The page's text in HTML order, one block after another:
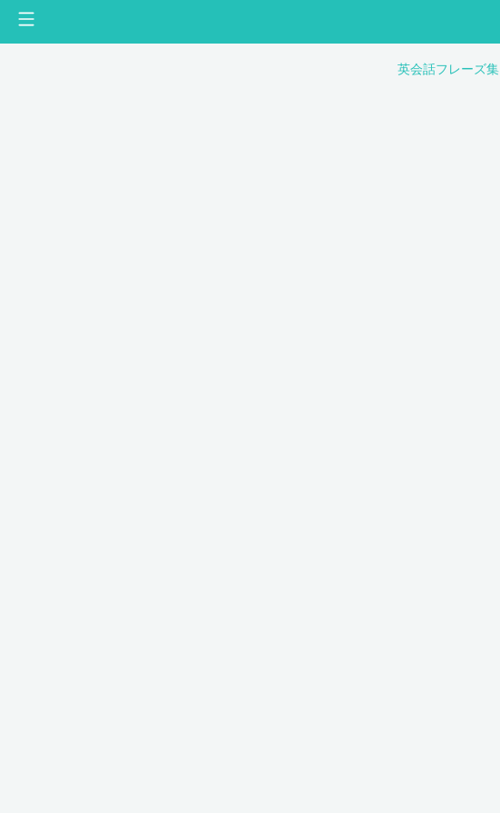
英会話フレーズ集